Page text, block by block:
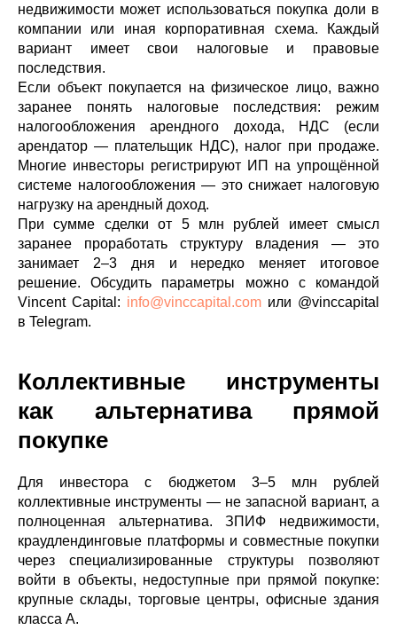
недвижимости может использоваться покупка доли в
компании или иная корпоративная схема. Каждый
вариант имеет свои налоговые и правовые
последствия.
Если объект покупается на физическое лицо, важно
заранее понять налоговые последствия: режим
налогообложения арендного дохода, НДС (если
арендатор — плательщик НДС), налог при продаже.
Многие инвесторы регистрируют ИП на упрощённой
системе налогообложения — это снижает налоговую
нагрузку на арендный доход.
При сумме сделки от 5 млн рублей имеет смысл
заранее проработать структуру владения — это
занимает 2–3 дня и нередко меняет итоговое
решение. Обсудить параметры можно с командой
Vincent Capital: info@vinccapital.com или @vinccapital
в Telegram.
Коллективные инструменты
как альтернатива прямой
покупке
Для инвестора с бюджетом 3–5 млн рублей
коллективные инструменты — не запасной вариант, а
полноценная альтернатива. ЗПИФ недвижимости,
краудлендинговые платформы и совместные покупки
через специализированные структуры позволяют
войти в объекты, недоступные при прямой покупке:
крупные склады, торговые центры, офисные здания
класса A.